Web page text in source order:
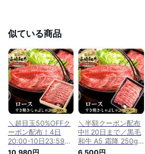
似ている商品
＼超目玉50%OFFク
ーポン配布！4日
20:00-10日23:59／
長崎和牛 300g 霜降
＼半額クーポン配布
中!! 20日まで／黒毛
和牛 A5 霜降 250g
× 2 長崎和牛 和牛 ロ